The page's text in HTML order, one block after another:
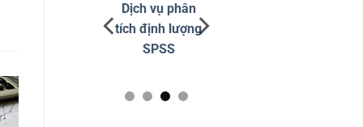
Dịch vụ phân
tích định lượng
SPSS